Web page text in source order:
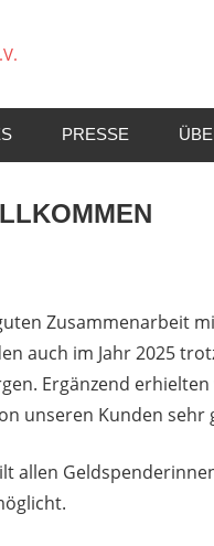
Tafel
e.V.
PRESSE
Zusammenarbeit
auch im Jahr 2025
Ergänzend
unseren Kunden sehr
allen